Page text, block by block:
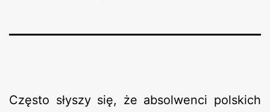
Często słyszy się, że absolwenci polskich